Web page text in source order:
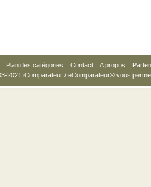
:: Plan des catégories :: Contact :: A propos ::
2021 iComparateur / eComparateur® vous